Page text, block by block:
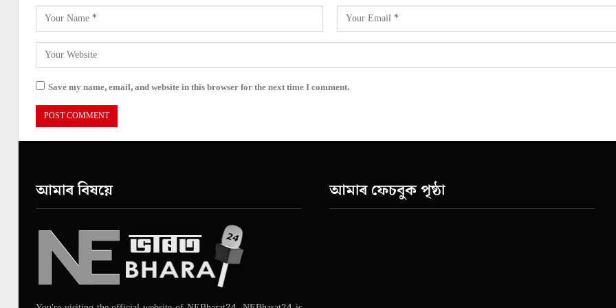
Save my name, email, and website in this browser for the next time I comment.
আমাৰ বিষয়ে আমাৰ ফেচবুক পৃষ্ঠা